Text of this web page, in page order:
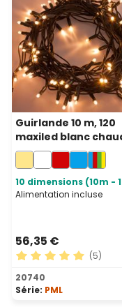
Guirlande 10 m, 120
maxiled blanc
câble vert,
prolongeable, IP67
10 dimensions (10m -
Alimentation incluse
56,35 €
Note moyenne de
(5)
20740
Série: PML